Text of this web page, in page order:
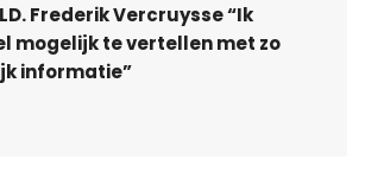
Frederik Vercruysse “Ik
mogelijk te vertellen met zo
informatie”